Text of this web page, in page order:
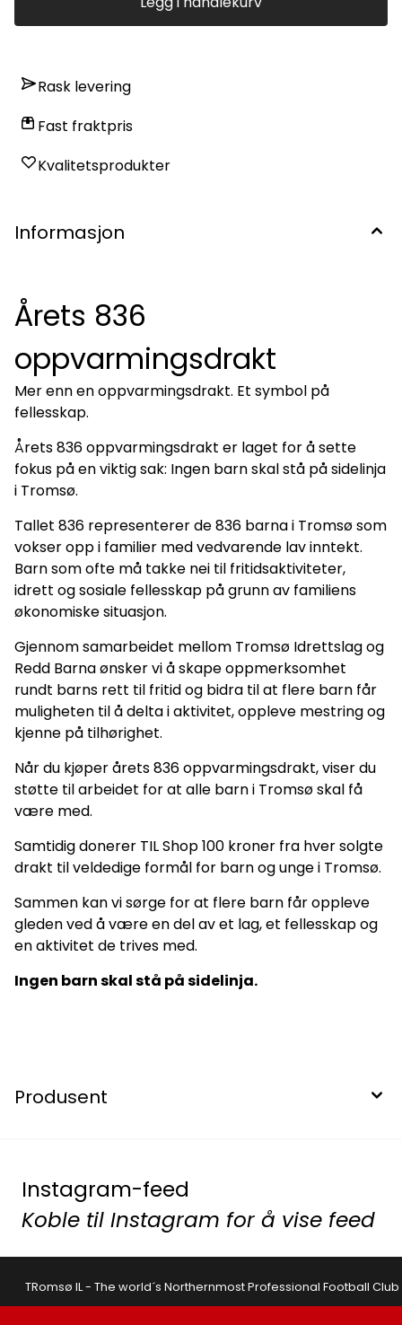
Rask levering
Fast fraktpris
Kvalitetsprodukter
Informasjon
Årets 836
oppvarmingsdrakt
Mer enn en oppvarmingsdrakt. Et symbol på
fellesskap.
Årets 836 oppvarmingsdrakt er laget for å sette
fokus på en viktig sak: Ingen barn skal stå på sidelinja
i Tromsø.
Tallet 836 representerer de 836 barna i Tromsø som
vokser opp i familier med vedvarende lav inntekt.
Barn som ofte må takke nei til fritidsaktiviteter,
idrett og sosiale fellesskap på grunn av familiens
økonomiske situasjon.
Gjennom samarbeidet mellom Tromsø Idrettslag og
Redd Barna ønsker vi å skape oppmerksomhet
rundt barns rett til fritid og bidra til at flere barn får
muligheten til å delta i aktivitet, oppleve mestring og
kjenne på tilhørighet.
Når du kjøper årets 836 oppvarmingsdrakt, viser du
støtte til arbeidet for at alle barn i Tromsø skal få
være med.
Samtidig donerer TIL Shop 100 kroner fra hver solgte
drakt til veldedige formål for barn og unge i Tromsø.
Sammen kan vi sørge for at flere barn får oppleve
gleden ved å være en del av et lag, et fellesskap og
en aktivitet de trives med.
Ingen barn skal stå på sidelinja.
Produsent
Instagram-feed
Koble til Instagram for å vise feed
TRomsø IL - The world´s Northernmost Professional Football Club